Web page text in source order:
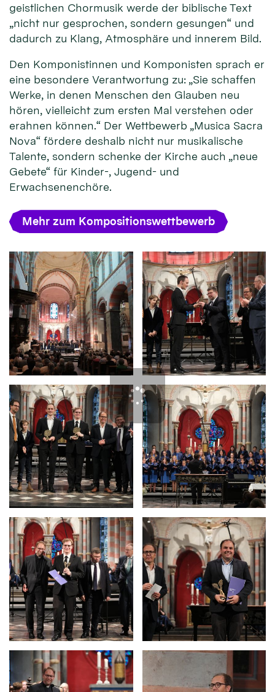
geistlichen Chormusik werde der biblische Text
„nicht nur gesprochen, sondern gesungen“ und
dadurch zu Klang, Atmosphäre und innerem Bild.
Den Komponistinnen und Komponisten sprach er
eine besondere Verantwortung zu: „Sie schaffen
Werke, in denen Menschen den Glauben neu
hören, vielleicht zum ersten Mal verstehen oder
erahnen können.“ Der Wettbewerb „Musica Sacra
Nova“ fördere deshalb nicht nur musikalische
Talente, sondern schenke der Kirche auch „neue
Gebete“ für Kinder-, Jugend- und
Erwachsenenchöre.
Mehr zum Kompositionswettbewerb